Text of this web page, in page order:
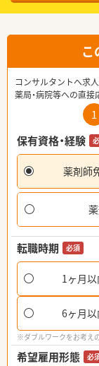
こ
コンサルタントへ求
薬局・病院等への直接
1
保有資格・経験
薬剤師
転職時期 必須
1ヶ月以
6ヶ月以
※ダブルワークをお考え
希望雇用形態 必